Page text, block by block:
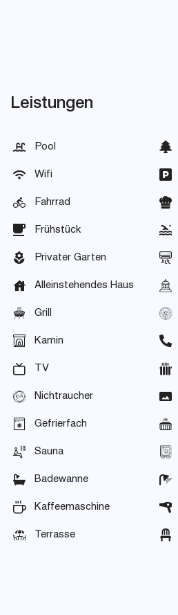
Leistungen
Pool
Wifi
Fahrrad
Frühstück
Privater Garten
Alleinstehendes Haus
Grill
Kamin
TV
Nichtraucher
Gefrierfach
Sauna
Badewanne
Kaffeemaschine
Terrasse